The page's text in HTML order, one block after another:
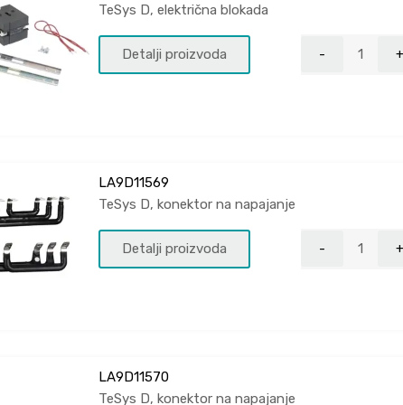
TeSys D, električna blokada
Detalji proizvoda
LA9D11569
TeSys D, konektor na napajanje
Detalji proizvoda
LA9D11570
TeSys D, konektor na napajanje